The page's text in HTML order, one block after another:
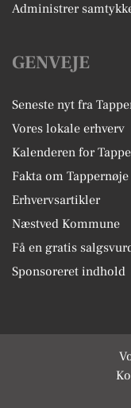
Administrer
GENVEJE
Seneste nyt fra
Vores lokale erhverv
Kalenderen for
Fakta om Tappernøje
Erhvervsartikler
Næstved Kommune
Få en gratis
Sponsoreret indhold